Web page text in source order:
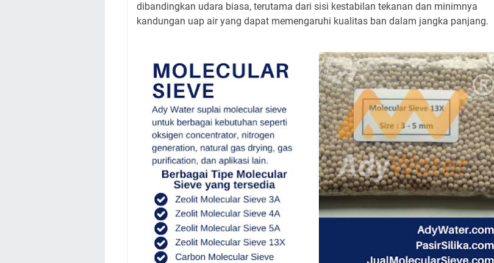
dibandingkan udara biasa, terutama dari sisi kestabilan tekanan dan minimnya
kandungan uap air yang dapat memengaruhi kualitas ban dalam jangka panjang.